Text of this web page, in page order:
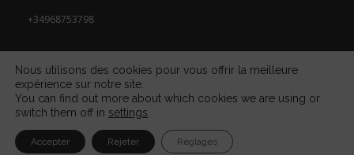
+34968753798
Nous utilisons des cookies pour vous offrir la meilleure
expérience sur notre site.
You can find out more about which cookies we are using or
switch them off in settings
Accepter Rejeter Réglages